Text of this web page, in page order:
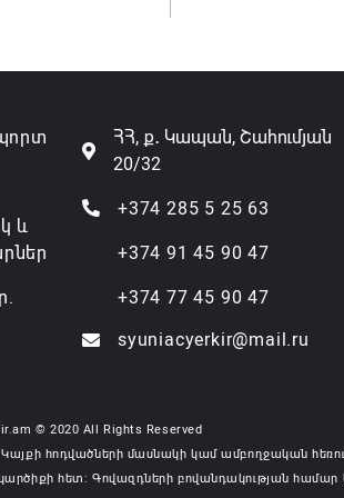
և
ՀՀ, ք․ Կապան, Շահումյան
20/32
+374 285 5 25 63
+374 91 45 90 47
+374 77 45 90 47
syuniacyerkir@mail.ru
© 2020 All Rights Reserved
հոդվածների մասնակի կամ ամբողջական
հետ: Գովազդների բովանդակության